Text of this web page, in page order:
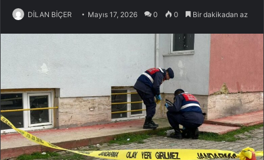
DİLAN BİÇER Mayıs 17, 2026 0 0 Bir dakikadan az